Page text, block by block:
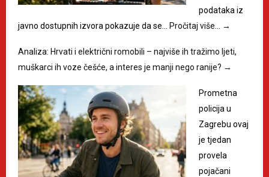
podataka iz
javno dostupnih izvora pokazuje da se… Pročitaj više… →
Analiza: Hrvati i električni romobili – najviše ih tražimo ljeti,
muškarci ih voze češće, a interes je manji nego ranije? →
Prometna
policija u
Zagrebu ovaj
je tjedan
provela
pojačani